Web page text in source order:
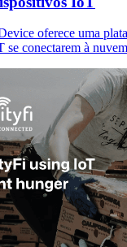
oferece uma
se conectarem à